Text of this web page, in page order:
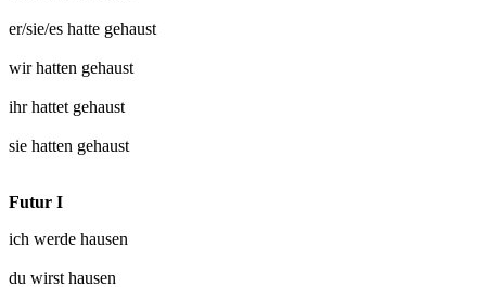
er/sie/es hatte gehaust
wir hatten gehaust
ihr hattet gehaust
sie hatten gehaust
Futur I
ich werde hausen
du wirst hausen